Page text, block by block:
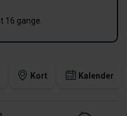
Kort Kalender
16 gange.